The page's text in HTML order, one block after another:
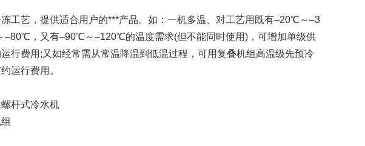
艺，提供适合用户的***产品。如：一机多温、对工艺用既有–20℃～–3
，又有–90℃～–120℃的温度需求(但不能同时使用)，可增加单级供
行费用;又如经常需从常温降温到低温过程，可用复叠机组高温级先预冷
运行费用。
杆式冷水机